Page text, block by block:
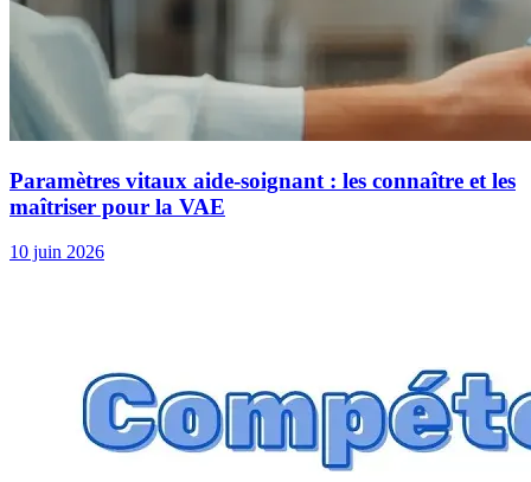
Paramètres vitaux aide-soignant : les connaître et les
maîtriser pour la VAE
10 juin 2026